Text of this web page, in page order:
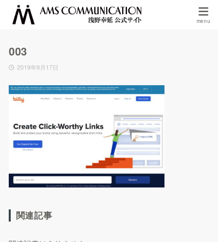
003
2019年9月17日
関連記事